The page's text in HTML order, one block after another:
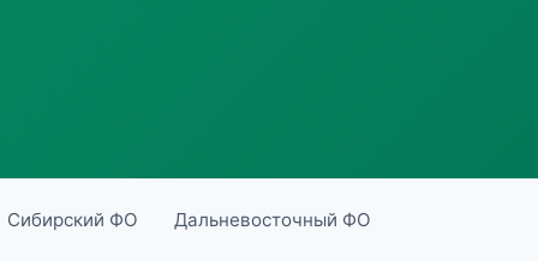
Сибирский ФО Дальневосточный ФО